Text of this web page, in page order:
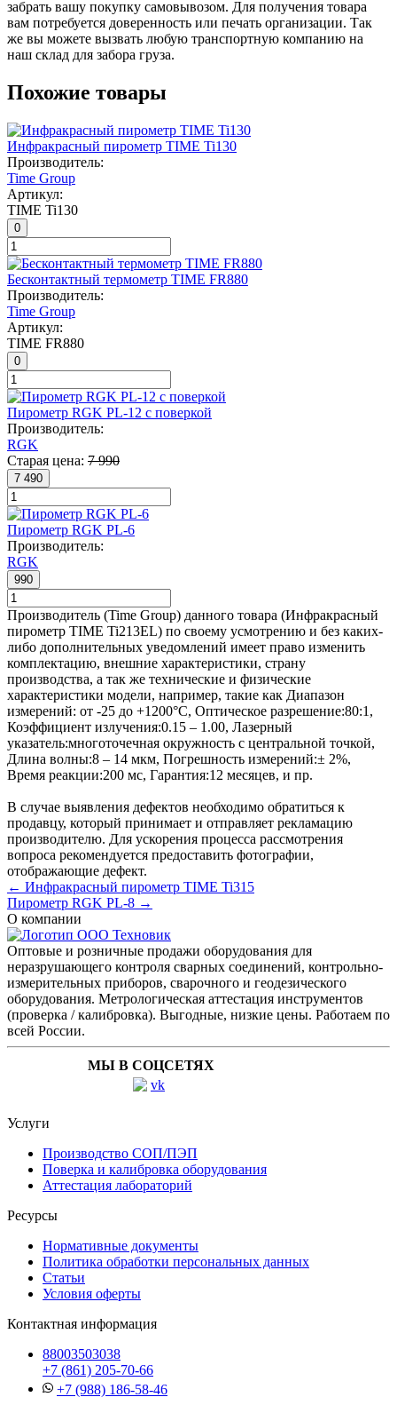
забрать вашу покупку самовывозом. Для получения товара
вам потребуется доверенность или печать организации. Так
же вы можете вызвать любую транспортную компанию на
наш склад для забора груза.
Похожие товары
Инфракрасный пирометр TIME Ti130
Производитель:
Time Group
Артикул:
TIME Ti130
0
Бесконтактный термометр TIME FR880
Производитель:
Time Group
Артикул:
TIME FR880
0
Пирометр RGK PL-12 с поверкой
Производитель:
RGK
Старая цена: 7 990
7 490
Пирометр RGK PL-6
Производитель:
RGK
990
Производитель (Time Group) данного товара (Инфракрасный
пирометр TIME Ti213EL) по своему усмотрению и без каких-
либо дополнительных уведомлений имеет право изменить
комплектацию, внешние характеристики, страну
производства, а так же технические и физические
характеристики модели, например, такие как Диапазон
измерений: от -25 до +1200°С, Оптическое разрешение:80:1 ,
Коэффициент излучения:0.15 – 1.00, Лазерный
указатель:многоточечная окружность с центральной точкой,
Длина волны:8 – 14 мкм, Погрешность измерений:± 2%,
Время реакции:200 мс, Гарантия:12 месяцев, и пр.
В случае выявления дефектов необходимо обратиться к
продавцу, который принимает и отправляет рекламацию
производителю. Для ускорения процесса рассмотрения
вопроса рекомендуется предоставить фотографии,
отображающие дефект.
← Инфракрасный пирометр TIME Ti315
Пирометр RGK PL-8 →
О компании
Оптовые и розничные продажи оборудования для
неразрушающего контроля сварных соединений, контрольно-
измерительных приборов, сварочного и геодезического
оборудования. Метрологическая аттестация инструментов
(проверка / калибровка). Выгодные, низкие цены. Работаем по
всей России.
МЫ В СОЦСЕТЯХ
Услуги
Производство СОП/ПЭП
Поверка и калибровка оборудования
Аттестация лабораторий
Ресурсы
Нормативные документы
Политика обработки персональных данных
Статьи
Условия оферты
Контактная информация
88003503038
+7 (861) 205-70-66
+7 (988) 186-58-46